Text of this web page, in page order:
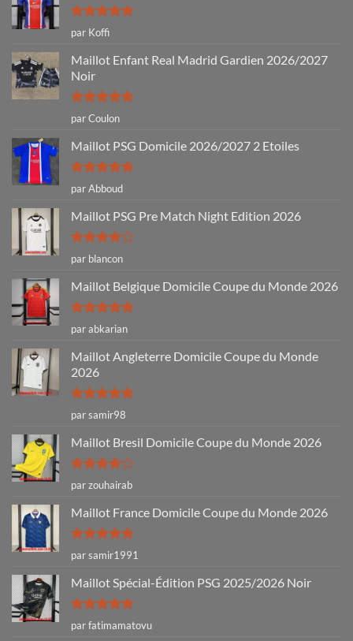
Note5sur
5
par Koffi
Maillot Enfant Real Madrid Gardien 2026/2027
Noir
Note5sur
5
par Coulon
Maillot PSG Domicile 2026/2027 2 Etoiles
Note5sur
5
par Abboud
Maillot PSG Pre Match Night Edition 2026
Note4
sur 5
par blancon
Maillot Belgique Domicile Coupe du Monde 2026
Note5sur
5
par abkarian
Maillot Angleterre Domicile Coupe du Monde
2026
Note5sur
5
par samir98
Maillot Bresil Domicile Coupe du Monde 2026
Note4
sur 5
par zouhairab
Maillot France Domicile Coupe du Monde 2026
Note5sur
5
par samir1991
Maillot Spécial-Édition PSG 2025/2026 Noir
Note5sur
5
par fatimamatovu